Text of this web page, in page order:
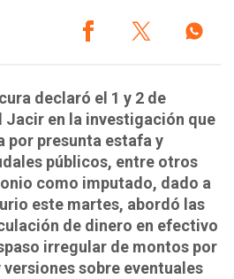
declaró el 1 y 2 de
en la investigación que
por presunta estafa y
públicos, entre otros
como imputado, dado a
este martes, abordó las
de dinero en efectivo
irregular de montos por
sobre eventuales